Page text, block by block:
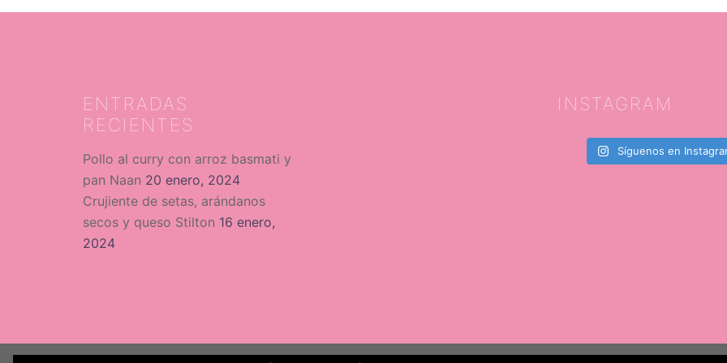
ENTRADAS
RECIENTES
Pollo al curry con arroz basmati y
pan Naan 20 enero, 2024
Crujiente de setas, arándanos
secos y queso Stilton 16 enero,
2024
INSTAGRAM
Síguenos en